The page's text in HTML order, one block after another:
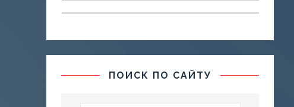
ПОИСК ПО САЙТУ